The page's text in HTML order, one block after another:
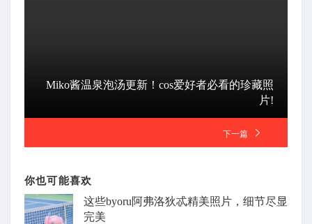
Miko酱温泉泡汤更新！cos爱好者必看的珍藏照
片!
下一篇
你也可能喜欢
这些byoru阿弗洛狄忒精美照片，细节尽显
完美